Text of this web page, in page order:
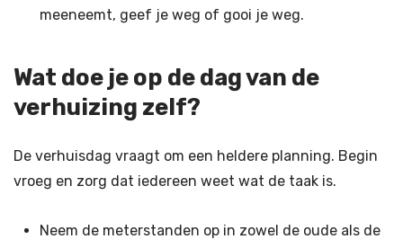
meeneemt, geef je weg of gooi je weg.
Wat doe je op de dag van de
verhuizing zelf?
De verhuisdag vraagt om een heldere planning. Begin
vroeg en zorg dat iedereen weet wat de taak is.
Neem de meterstanden op in zowel de oude als de